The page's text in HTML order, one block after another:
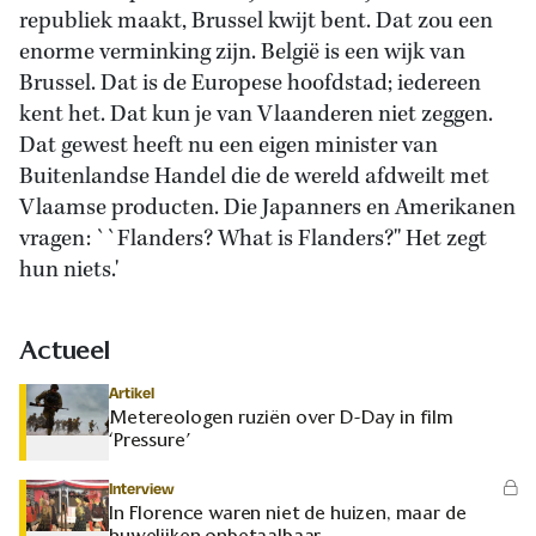
republiek maakt, Brussel kwijt bent. Dat zou een
enorme verminking zijn. België is een wijk van
Brussel. Dat is de Europese hoofdstad; iedereen
kent het. Dat kun je van Vlaanderen niet zeggen.
Dat gewest heeft nu een eigen minister van
Buitenlandse Handel die de wereld afdweilt met
Vlaamse producten. Die Japanners en Amerikanen
vragen: ``Flanders? What is Flanders?'' Het zegt
hun niets.'
Actueel
Artikel
Metereologen ruziën over D-Day in film
‘Pressure’
Interview
In Florence waren niet de huizen, maar de